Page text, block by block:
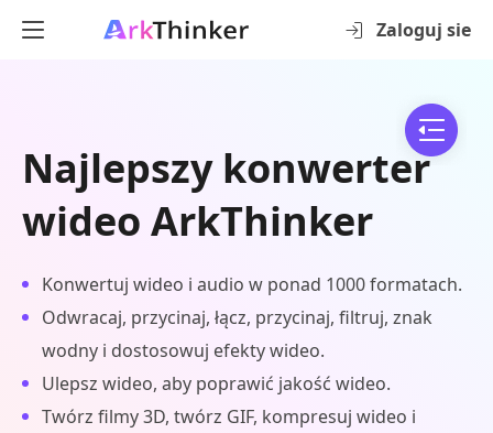
Zaloguj sie
Najlepszy konwerter
wideo ArkThinker
Konwertuj wideo i audio w ponad 1000 formatach.
Odwracaj, przycinaj, łącz, przycinaj, filtruj, znak
wodny i dostosowuj efekty wideo.
Ulepsz wideo, aby poprawić jakość wideo.
Twórz filmy 3D, twórz GIF, kompresuj wideo i